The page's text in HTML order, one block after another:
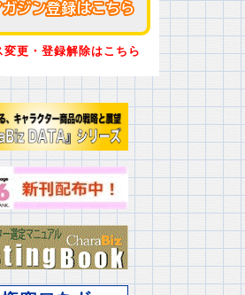
ジン登録はこちら
ジン登録はこちら
更・登録解除はこちら